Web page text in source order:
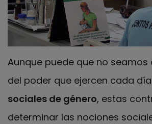
Aunque puede que no seamos
del poder que ejercen cada
sociales de género, estas
determinar las nociones